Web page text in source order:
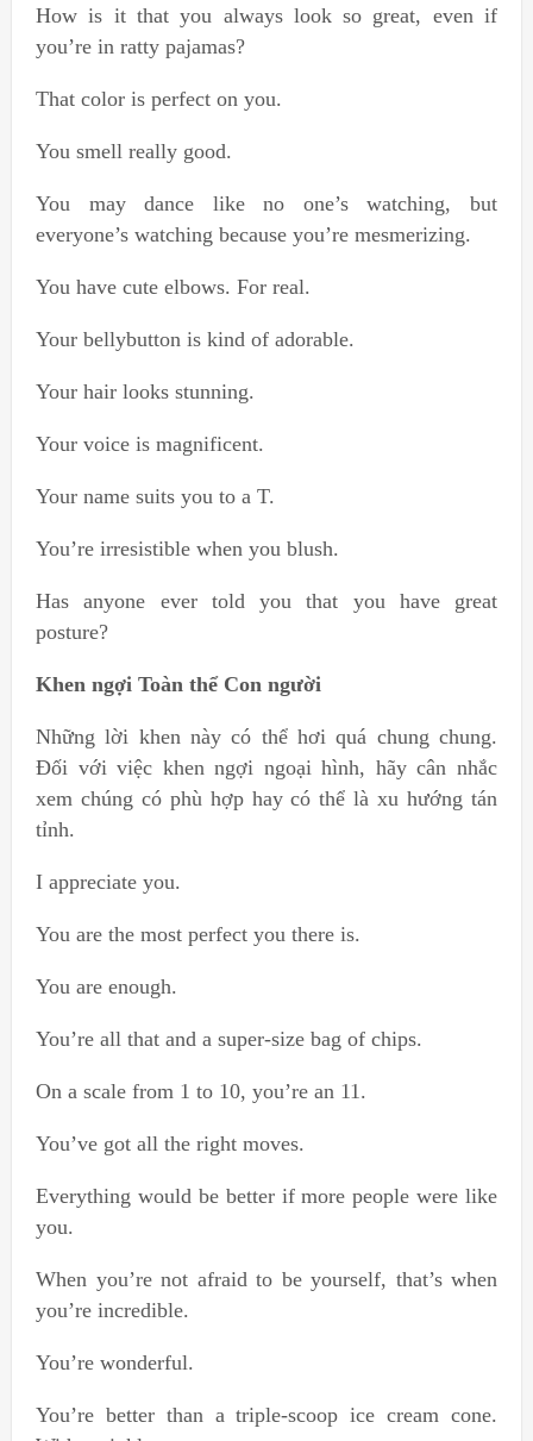
How is it that you always look so great, even if
you’re in ratty pajamas?
That color is perfect on you.
You smell really good.
You may dance like no one’s watching, but
everyone’s watching because you’re mesmerizing.
You have cute elbows. For real.
Your bellybutton is kind of adorable.
Your hair looks stunning.
Your voice is magnificent.
Your name suits you to a T.
You’re irresistible when you blush.
Has anyone ever told you that you have great
posture?
Khen ngợi Toàn thể Con người
Những lời khen này có thể hơi quá chung chung.
Đối với việc khen ngợi ngoại hình, hãy cân nhắc
xem chúng có phù hợp hay có thể là xu hướng tán
tỉnh.
I appreciate you.
You are the most perfect you there is.
You are enough.
You’re all that and a super-size bag of chips.
On a scale from 1 to 10, you’re an 11.
You’ve got all the right moves.
Everything would be better if more people were like
you.
When you’re not afraid to be yourself, that’s when
you’re incredible.
You’re wonderful.
You’re better than a triple-scoop ice cream cone.